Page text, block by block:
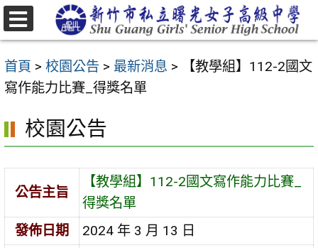
跳
至
要
內
區
首頁 > 校園公告 > 最新消息 >
【教學組】112-2國文
寫作能力比賽_得獎名單
校園公告
公告主旨
【教學組】112-2國文寫作能力比賽_
得獎名單
發佈日期
2024 年 3 月 13 日
選
單